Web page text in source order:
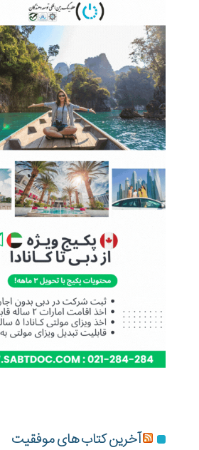
آخرین کتاب های موفقیت